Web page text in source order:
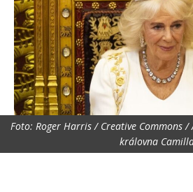
Foto: Roger Harris / Creative Commons
královna